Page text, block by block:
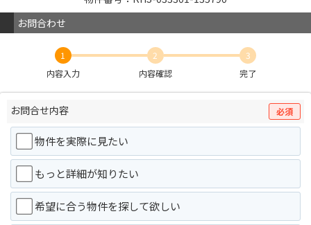
お問合わせ
1
内容入力
2
内容確認
3
完了
お問合せ内容 必須
物件を実際に見たい
もっと詳細が知りたい
希望に合う物件を探して欲しい